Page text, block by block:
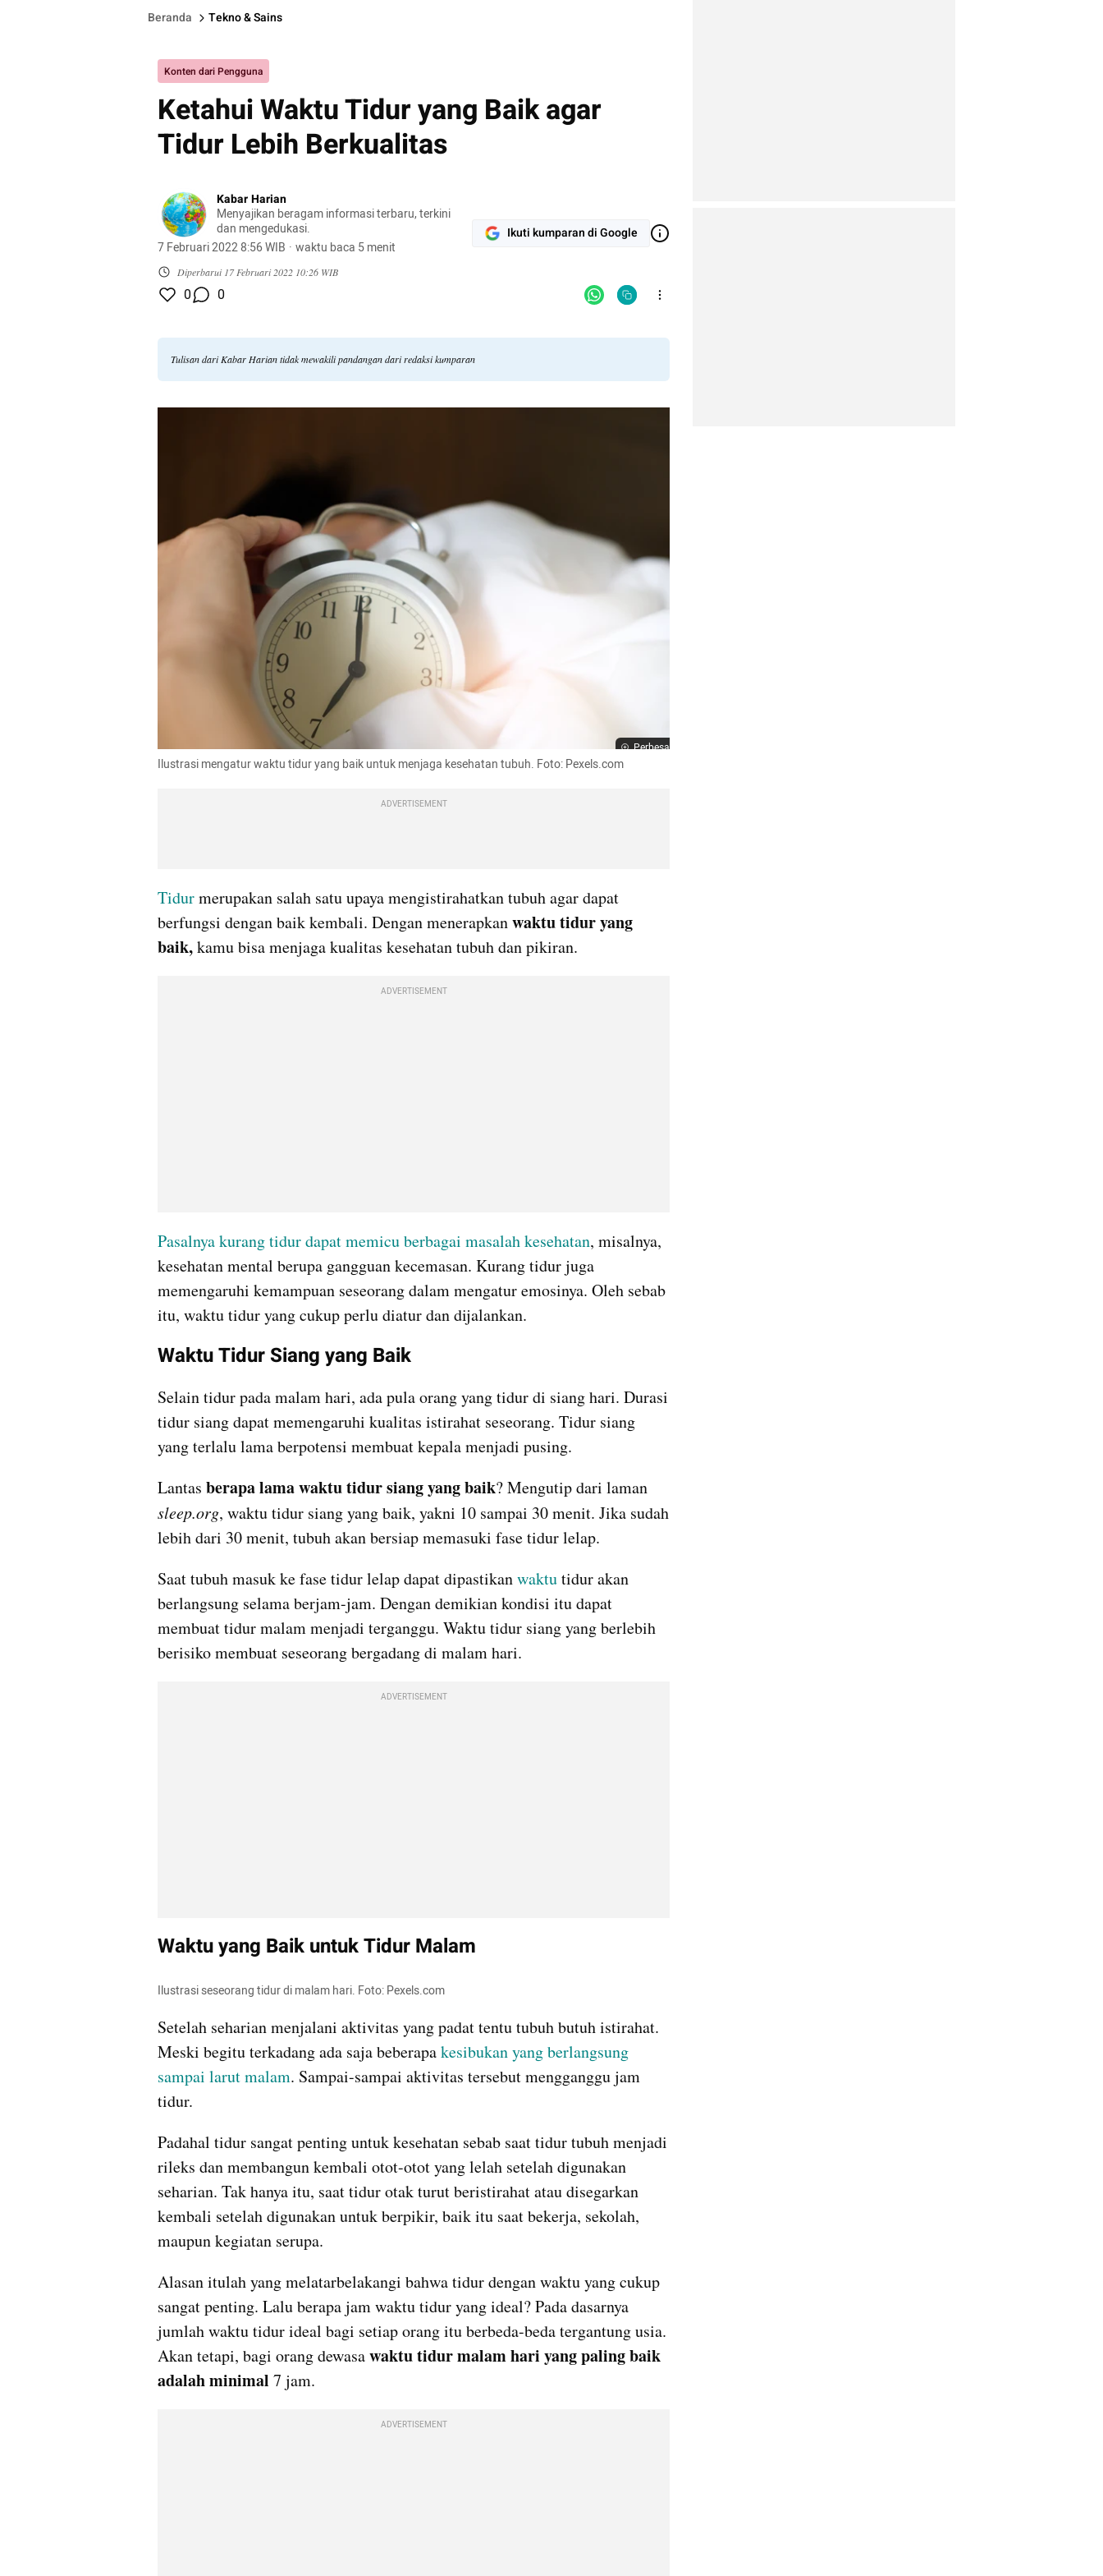
Beranda Tekno & Sains
Konten dari Pengguna
Ketahui Waktu Tidur yang Baik agar
Tidur Lebih Berkualitas
Kabar Harian
Menyajikan beragam informasi terbaru, terkini
dan mengedukasi.
7 Februari 2022 8:56 WIB · waktu baca 5 menit
Diperbarui 17 Februari 2022 10:26 WIB
Ikuti kumparan di Google
0 0
Tulisan dari Kabar Harian tidak mewakili pandangan dari redaksi kumparan
Perbesar
Ilustrasi mengatur waktu tidur yang baik untuk menjaga kesehatan tubuh. Foto: Pexels.com
ADVERTISEMENT
Tidur merupakan salah satu upaya mengistirahatkan tubuh agar dapat
berfungsi dengan baik kembali. Dengan menerapkan waktu tidur yang
baik, kamu bisa menjaga kualitas kesehatan tubuh dan pikiran.
ADVERTISEMENT
Pasalnya kurang tidur dapat memicu berbagai masalah kesehatan, misalnya,
kesehatan mental berupa gangguan kecemasan. Kurang tidur juga
memengaruhi kemampuan seseorang dalam mengatur emosinya. Oleh sebab
itu, waktu tidur yang cukup perlu diatur dan dijalankan.
Waktu Tidur Siang yang Baik
Selain tidur pada malam hari, ada pula orang yang tidur di siang hari. Durasi
tidur siang dapat memengaruhi kualitas istirahat seseorang. Tidur siang
yang terlalu lama berpotensi membuat kepala menjadi pusing.
Lantas berapa lama waktu tidur siang yang baik
sleep.org, waktu tidur siang yang baik, yakni 10 sampai 30 menit. Jika sudah
lebih dari 30 menit, tubuh akan bersiap memasuki fase tidur lelap.
Saat tubuh masuk ke fase tidur lelap dapat dipastikan waktu tidur akan
berlangsung selama berjam-jam. Dengan demikian kondisi itu dapat
membuat tidur malam menjadi terganggu. Waktu tidur siang yang berlebih
berisiko membuat seseorang bergadang di malam hari.
ADVERTISEMENT
Waktu yang Baik untuk Tidur Malam
Ilustrasi seseorang tidur di malam hari. Foto: Pexels.com
Setelah seharian menjalani aktivitas yang padat tentu tubuh butuh istirahat.
Meski begitu terkadang ada saja beberapa kesibukan yang berlangsung
sampai larut malam. Sampai-sampai aktivitas tersebut mengganggu jam
tidur.
Padahal tidur sangat penting untuk kesehatan sebab saat tidur tubuh menjadi
rileks dan membangun kembali otot-otot yang lelah setelah digunakan
seharian. Tak hanya itu, saat tidur otak turut beristirahat atau disegarkan
kembali setelah digunakan untuk berpikir, baik itu saat bekerja, sekolah,
maupun kegiatan serupa.
Alasan itulah yang melatarbelakangi bahwa tidur dengan waktu yang cukup
sangat penting. Lalu berapa jam waktu tidur yang ideal? Pada dasarnya
jumlah waktu tidur ideal bagi setiap orang itu berbeda-beda tergantung usia.
Akan tetapi, bagi orang dewasa waktu tidur malam hari yang paling baik
adalah minimal 7 jam.
ADVERTISEMENT